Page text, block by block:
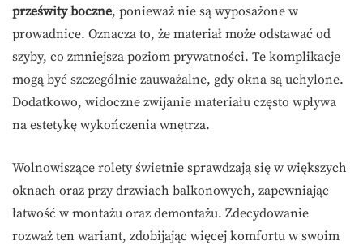
prześwity boczne, ponieważ nie są wyposażone w
prowadnice. Oznacza to, że materiał może odstawać od
szyby, co zmniejsza poziom prywatności. Te komplikacje
mogą być szczególnie zauważalne, gdy okna są uchylone.
Dodatkowo, widoczne zwijanie materiału często wpływa
na estetykę wykończenia wnętrza.
Wolnowiszące rolety świetnie sprawdzają się w większych
oknach oraz przy drzwiach balkonowych, zapewniając
łatwość w montażu oraz demontażu. Zdecydowanie
rozważ ten wariant, zdobijając więcej komfortu w swoim